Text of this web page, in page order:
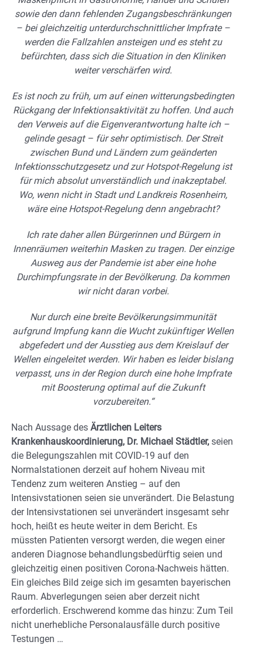
sowie den dann fehlenden Zugangsbeschränkungen
– bei gleichzeitig unterdurchschnittlicher Impfrate –
werden die Fallzahlen ansteigen und es steht zu
befürchten, dass sich die Situation in den Kliniken
weiter verschärfen wird.
Es ist noch zu früh, um auf einen witterungsbedingten
Rückgang der Infektionsaktivität zu hoffen. Und auch
den Verweis auf die Eigenverantwortung halte ich –
gelinde gesagt – für sehr optimistisch. Der Streit
zwischen Bund und Ländern zum geänderten
Infektionsschutzgesetz und zur Hotspot-Regelung ist
für mich absolut unverständlich und inakzeptabel.
Wo, wenn nicht in Stadt und Landkreis Rosenheim,
wäre eine Hotspot-Regelung denn angebracht?
Ich rate daher allen Bürgerinnen und Bürgern in
Innenräumen weiterhin Masken zu tragen. Der einzige
Ausweg aus der Pandemie ist aber eine hohe
Durchimpfungsrate in der Bevölkerung. Da kommen
wir nicht daran vorbei.
Nur durch eine breite Bevölkerungsimmunität
aufgrund Impfung kann die Wucht zukünftiger Wellen
abgefedert und der Ausstieg aus dem Kreislauf der
Wellen eingeleitet werden. Wir haben es leider bislang
verpasst, uns in der Region durch eine hohe Impfrate
mit Boosterung optimal auf die Zukunft
vorzubereiten.“
Nach Aussage des Ärztlichen Leiters
Krankenhauskoordinierung, Dr. Michael Städtler, seien
die Belegungszahlen mit COVID-19 auf den
Normalstationen derzeit auf hohem Niveau mit
Tendenz zum weiteren Anstieg – auf den
Intensivstationen seien sie unverändert. Die Belastung
der Intensivstationen sei unverändert insgesamt sehr
hoch, heißt es heute weiter in dem Bericht. Es
müssten Patienten versorgt werden, die wegen einer
anderen Diagnose behandlungsbedürftig seien und
gleichzeitig einen positiven Corona-Nachweis hätten.
Ein gleiches Bild zeige sich im gesamten bayerischen
Raum. Abverlegungen seien aber derzeit nicht
erforderlich. Erschwerend komme das hinzu: Zum Teil
nicht unerhebliche Personalausfälle durch positive
Testungen …